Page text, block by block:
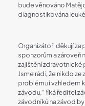
bude věnováno
diagnostikována
Organizátoři děkují
sponzorům a zároveň
zajištění zdravotnické
Jsme rádi, že nikdo
problému i vzhledem
závodu,“ říká ředitel
závodníků na závod